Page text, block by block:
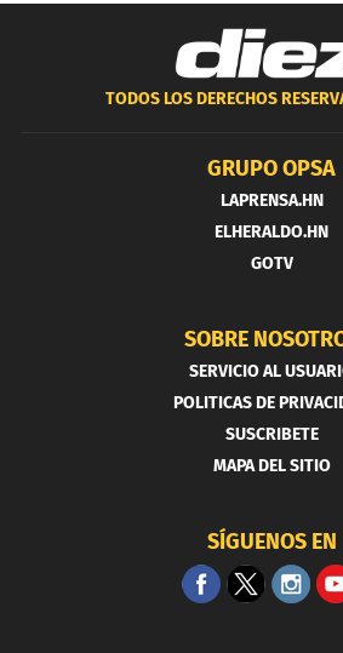
TODOS LOS DERECHOS
GRUPO OPSA
LAPRENSA.HN
ELHERALDO.HN
GOTV
SOBRE
SERVICIO AL
POLITICAS DE
SUSCRIBETE
MAPA DEL SITIO
SÍGUENOS EN